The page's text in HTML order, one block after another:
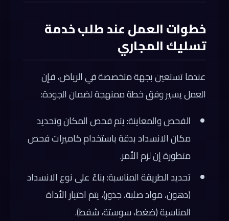
خطوات العمل عند طلب خدمة
تسليك المجاري
عندما تستعين بجهة متخصصة في الرياض، فإن
العمل يسير وفق خطة ممنهجة لضمان الجودة:
الفحص والمعاينة: يتم فحص المكان وتحديد
مكان الانسداد بدقة باستخدام كاميرات فحص
متطورة إن لزم الأمر.
تحديد الطريقة المناسبة: بناءً على نوع الانسداد
(دهون، مواد صلبة، جذور)، يتم اختيار الأداة
المناسبة (ضغط، سوستة، شفط).